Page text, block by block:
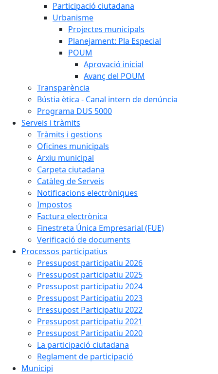
Participació ciutadana
Urbanisme
Projectes municipals
Planejament: Pla Especial
POUM
Aprovació inicial
Avanç del POUM
Transparència
Bústia ètica - Canal intern de denúncia
Programa DUS 5000
Serveis i tràmits
Tràmits i gestions
Oficines municipals
Arxiu municipal
Carpeta ciutadana
Catàleg de Serveis
Notificacions electròniques
Impostos
Factura electrònica
Finestreta Única Empresarial (FUE)
Verificació de documents
Processos participatius
Pressupost participatiu 2026
Pressupost participatiu 2025
Pressupost participatiu 2024
Pressupost Participatiu 2023
Pressupost Participatiu 2022
Pressupost participatiu 2021
Pressupost Participatiu 2020
La participació ciutadana
Reglament de participació
Municipi